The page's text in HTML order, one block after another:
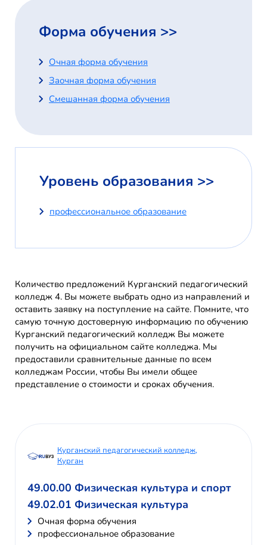
Форма обучения >>
Очная форма обучения
Заочная форма обучения
Смешанная форма обучения
Уровень образования >>
профессиональное образование
Количество предложений Курганский педагогический
колледж 4. Вы можете выбрать одно из направлений и
оставить заявку на поступление на сайте. Помните, что
самую точную достоверную информацию по обучению
Курганский педагогический колледж Вы можете
получить на официальном сайте колледжа. Мы
предоставили сравнительные данные по всем
колледжам России, чтобы Вы имели общее
представление о стоимости и сроках обучения.
Курганский педагогический колледж,
Курган
49.00.00 Физическая культура и спорт
49.02.01 Физическая культура
Очная форма обучения
профессиональное образование